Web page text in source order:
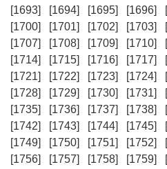
[1693]
[1694] [1695] [1696]
[1700]
[1701] [1702] [1703]
[1707]
[1708] [1709] [1710]
[1714]
[1715] [1716] [1717]
[1721]
[1722] [1723] [1724]
[1728]
[1729] [1730] [1731]
[1735]
[1736] [1737] [1738]
[1742]
[1743] [1744] [1745]
[1749]
[1750] [1751] [1752]
[1756]
[1757] [1758] [1759]